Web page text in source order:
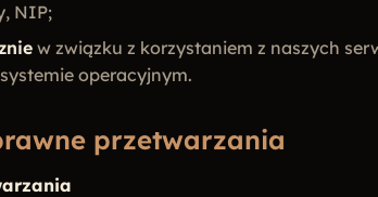
NIP;
w związku z korzystaniem z naszych
operacyjnym.
przetwarzania